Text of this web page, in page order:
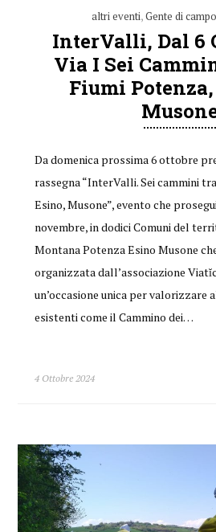
altri eventi,Gente di campo
InterValli, Dal 6
Via I Sei
Fiumi
Da domenica prossima 6 ottobre
rassegna “InterValli. Sei cammini
Esino, Musone”, evento che
novembre, in dodici Comuni del
Montana Potenza Esino Musone
organizzata dall’associazione
un’occasione unica per valorizzare
esistenti come il Cammino dei…
4 Ottobre 2024